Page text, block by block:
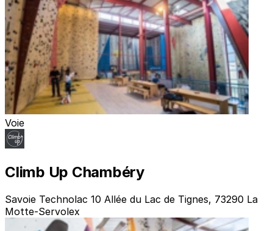
Voie
Climb Up Chambéry
Savoie Technolac 10 Allée du Lac de Tignes, 73290 La
Motte-Servolex